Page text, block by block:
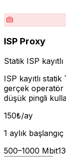
ISP Proxy
Statik ISP
ISP kayıtlı
gerçek operatör
düşük pingli
150₺/ay
1 aylık başlangıç
500–1000 Mbit